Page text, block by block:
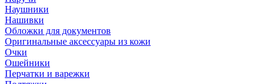
Наушники
Нашивки
Обложки для документов
Оригинальные аксессуары из кожи
Очки
Ошейники
Перчатки и варежки